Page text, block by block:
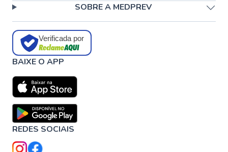
SOBRE A MEDPREV
Verificada por
BAIXE O APP
REDES SOCIAIS